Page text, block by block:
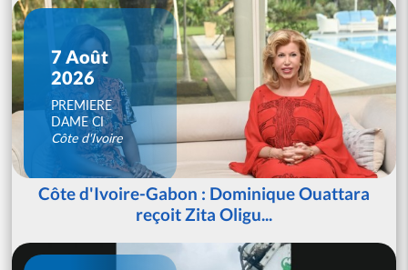
7 Août
2026
PREMIERE
DAME CI
Côte d'Ivoire
Côte d'Ivoire-Gabon : Dominique Ouattara
reçoit Zita Oligu...